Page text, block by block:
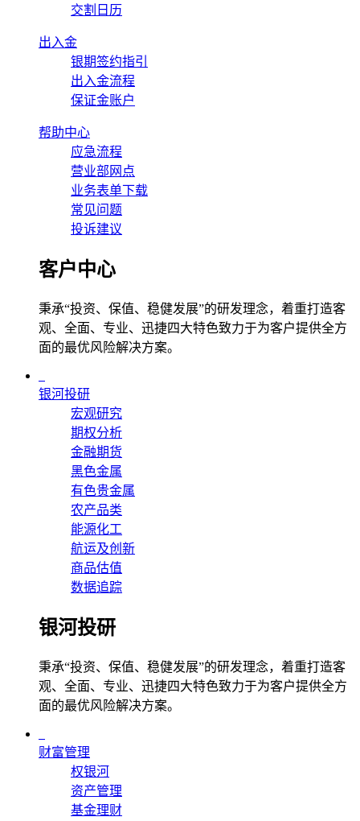
交割日历
出入金
银期签约指引
出入金流程
保证金账户
帮助中心
应急流程
营业部网点
业务表单下载
常见问题
投诉建议
客户中心
秉承“投资、保值、稳健发展”的研发理念，着重打造客
观、全面、专业、迅捷四大特色致力于为客户提供全方
面的最优风险解决方案。
银河投研
宏观研究
期权分析
金融期货
黑色金属
有色贵金属
农产品类
能源化工
航运及创新
商品估值
数据追踪
银河投研
秉承“投资、保值、稳健发展”的研发理念，着重打造客
观、全面、专业、迅捷四大特色致力于为客户提供全方
面的最优风险解决方案。
财富管理
权银河
资产管理
基金理财